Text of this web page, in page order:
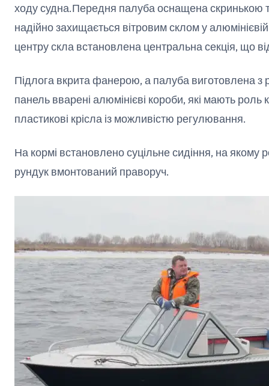
ходу судна.Передня палуба оснащена скринькою
надійно захищається вітровим склом у
центру скла встановлена центральна секція, що
Підлога вкрита фанерою, а палуба виготовлена
панель вварені алюмінієві короби, які мають
пластикові крісла із можливістю регулювання.
На кормі встановлено суцільне сидіння, на
рундук вмонтований праворуч.